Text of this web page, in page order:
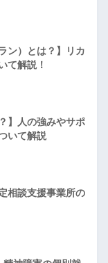
ン）とは？】リカ
て解説！
】人の強みやサポ
いて解説
相談支援事業所の